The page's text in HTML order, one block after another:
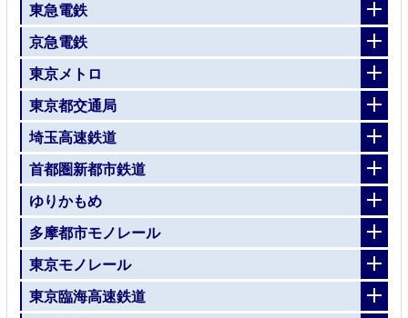
東急電鉄
京急電鉄
東京メトロ
東京都交通局
埼玉高速鉄道
首都圏新都市鉄道
ゆりかもめ
多摩都市モノレール
東京モノレール
東京臨海高速鉄道